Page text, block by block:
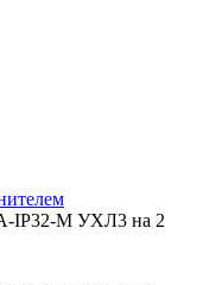
IP32-М УХЛ3 на 2